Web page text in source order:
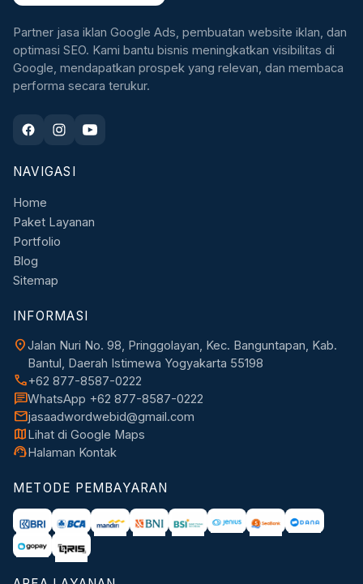
Partner jasa iklan Google Ads, pembuatan website iklan, dan
optimasi SEO. Kami bantu bisnis meningkatkan visibilitas di
Google, mendapatkan prospek yang relevan, dan membaca
performa secara terukur.
NAVIGASI
Home
Paket Layanan
Portfolio
Blog
Sitemap
INFORMASI
location_onJalan Nuri No. 98, Pringgolayan, Kec. Banguntapan, Kab.
Bantul, Daerah Istimewa Yogyakarta 55198
call+62 877-8587-0222
chatWhatsApp +62 877-8587-0222
mailjasaadwordwebid@gmail.com
mapLihat di Google Maps
support_agentHalaman Kontak
METODE PEMBAYARAN